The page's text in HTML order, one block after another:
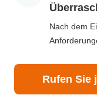
Nach dem
Rufen Sie